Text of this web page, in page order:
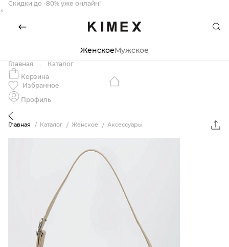
Скидки до -80% уже онлайн!
×
ЖенскоеМужское
Главная
Каталог
Корзина
Избранное
Профиль
Главная Каталог Женское Аксессуары